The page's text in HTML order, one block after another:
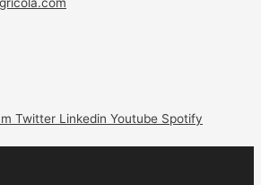
Twitter Linkedin Youtube Spotify